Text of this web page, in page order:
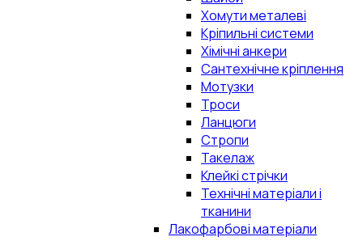
Хомути металеві
Кріпильні системи
Хімічні анкери
Сантехнічне кріплення
Мотузки
Троси
Ланцюги
Стропи
Такелаж
Клейкі стрічки
Технічні матеріали і
тканини
Лакофарбові матеріали